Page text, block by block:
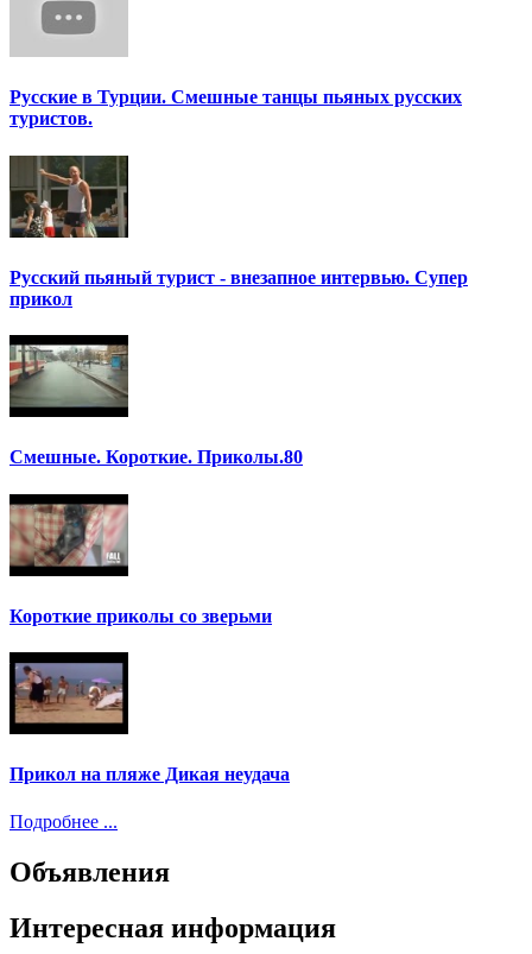
Русские в Турции. Смешные танцы пьяных русских
туристов.
Русский пьяный турист - внезапное интервью. Супер
прикол
Смешные. Короткие. Приколы.80
Короткие приколы со зверьми
Прикол на пляже Дикая неудача
Подробнее ...
Объявления
Интересная информация